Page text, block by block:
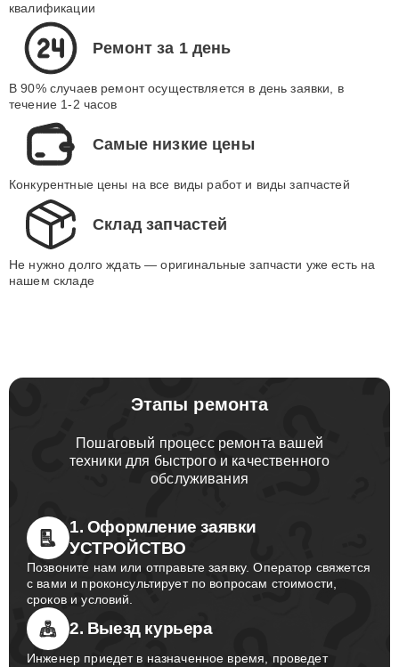
квалификации
Ремонт за 1 день
В 90% случаев ремонт осуществляется в день заявки, в
течение 1-2 часов
Самые низкие цены
Конкурентные цены на все виды работ и виды запчастей
Склад запчастей
Не нужно долго ждать — оригинальные запчасти уже есть на
нашем складе
Этапы ремонта
Пошаговый процесс ремонта вашей
техники для быстрого и качественного
обслуживания
1. Оформление заявки
УСТРОЙСТВО
Позвоните нам или отправьте заявку. Оператор свяжется
с вами и проконсультирует по вопросам стоимости,
сроков и условий.
2. Выезд курьера
Инженер приедет в назначенное время, проведет